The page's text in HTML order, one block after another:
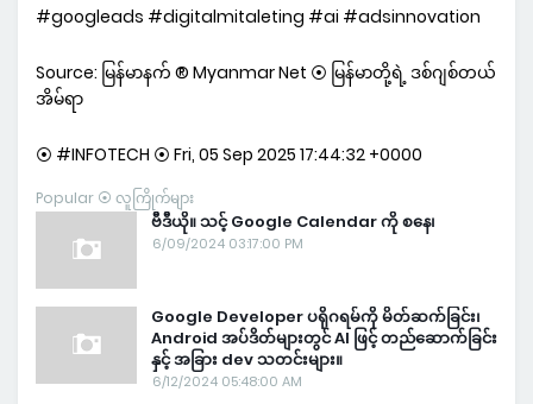
#googleads #digitalmitaleting #ai #adsinnovation
Source: မြန်မာနက် ® Myanmar Net ⦿ မြန်မာတို့ရဲ့ ဒစ်ဂျစ်တယ်
အိမ်ရာ
⦿ #INFOTECH ⦿ Fri, 05 Sep 2025 17:44:32 +0000
Popular ⦿ လူကြိုက်များ
ဗီဒီယို။ သင့် Google Calendar ကို စနေ၊
6/09/2024 03:17:00 PM
Google Developer ပရိုဂရမ်ကို မိတ်ဆက်ခြင်း၊
Android အပ်ဒိတ်များတွင် AI ဖြင့် တည်ဆောက်ခြင်း
နှင့် အခြား dev သတင်းများ။
6/12/2024 05:48:00 AM